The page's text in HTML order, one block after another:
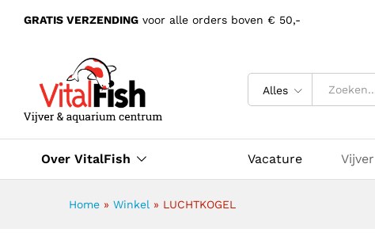
GRATIS VERZENDING voor alle orders boven € 50,-
Alles
Over VitalFish Vacature Vijver
Home » Winkel » LUCHTKOGEL